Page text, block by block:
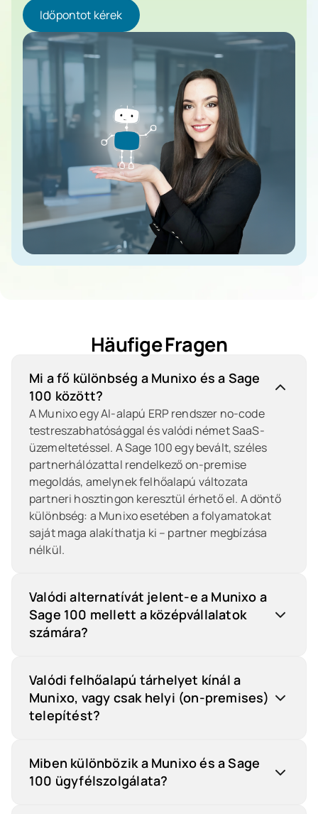
Időpontot kérek
Időpontot kérek
Häufige Fragen
Mi a fő különbség a Munixo és a Sage
100 között?
A Munixo egy AI-alapú ERP rendszer no-code
testreszabhatósággal és valódi német SaaS-
üzemeltetéssel. A Sage 100 egy bevált, széles
partnerhálózattal rendelkező on-premise
megoldás, amelynek felhőalapú változata
partneri hosztingon keresztül érhető el. A döntő
különbség: a Munixo esetében a folyamatokat
saját maga alakíthatja ki – partner megbízása
nélkül.
Valódi alternatívát jelent-e a Munixo a
Sage 100 mellett a középvállalatok
számára?
folyamatokkal rendelkeznek a szolgáltatói
szektorban, a kereskedelemben, az
élelmiszeriparban vagy a gyógyszeriparban. A
közvetlen gyártói támogatást kínál. A Sage 100
akkor lehet erősebb választás, ha a fő szempont a
Valódi felhőalapú tárhelyet kínál a
Munixo, vagy csak helyi (on-premises)
telepítést?
németországi szervereken, háromszoros
zónaredundanciával, harmadik fél bevonása
Miben különbözik a Munixo és a Sage
100 ügyfélszolgálata?